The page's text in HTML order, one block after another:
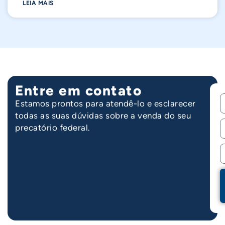
LEIA MAIS
Entre em contato
Estamos prontos para atendê-lo e esclarecer
todas as suas dúvidas sobre a venda do seu
precatório federal.